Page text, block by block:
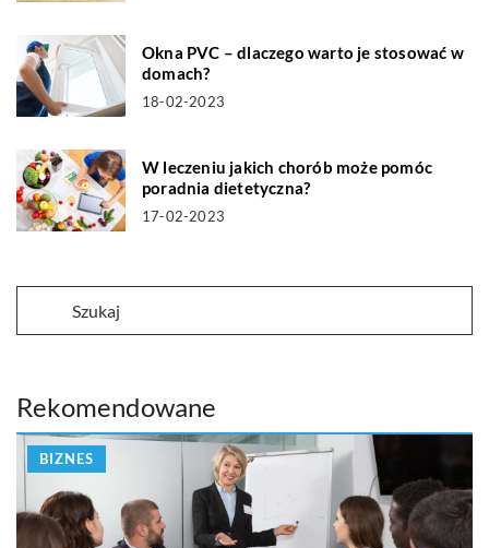
Okna PVC – dlaczego warto je stosować w
domach?
18-02-2023
W leczeniu jakich chorób może pomóc
poradnia dietetyczna?
17-02-2023
Rekomendowane
BIZNES